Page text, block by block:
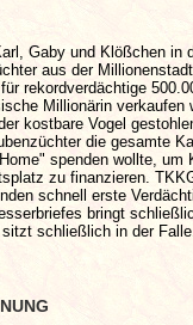
Gaby und Klößchen in
aus der
rekordverdächtige
Millionärin verkaufen
kostbare Vogel
die gesamte
spenden wollte, um
zu finanzieren.
schnell erste
bringt
schließlich in der